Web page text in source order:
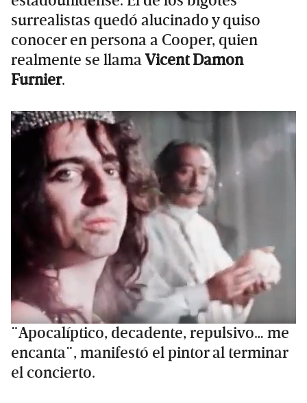
surrealistas quedó alucinado y quiso
conocer en persona a Cooper, quien
realmente se llamaVicent Damon
Furnier.
¨Apocalíptico, decadente, repulsivo… me
encanta¨, manifestó el pintor al terminar
el concierto.